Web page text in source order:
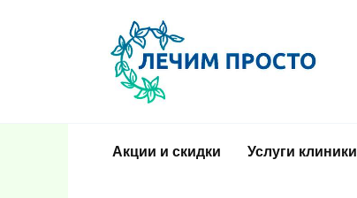
Акции и скидки Услуги клиники